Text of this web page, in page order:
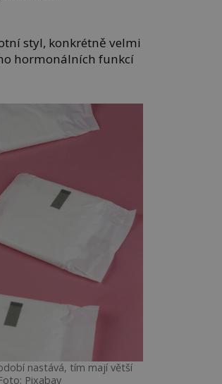
styl, konkrétně velmi
hormonálních funkcí
nastává, tím mají větší
Pixabay